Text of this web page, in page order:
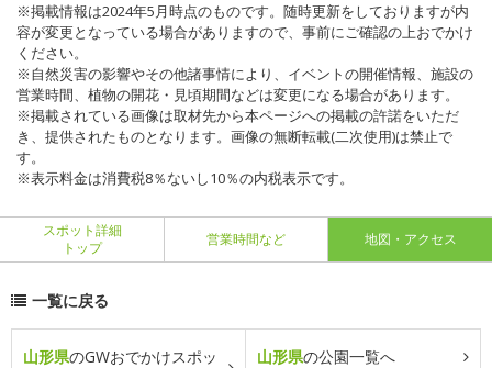
※掲載情報は2024年5月時点のものです。随時更新をしておりますが内
容が変更となっている場合がありますので、事前にご確認の上おでかけ
ください。
※自然災害の影響やその他諸事情により、イベントの開催情報、施設の
営業時間、植物の開花・見頃期間などは変更になる場合があります。
※掲載されている画像は取材先から本ページへの掲載の許諾をいただ
き、提供されたものとなります。画像の無断転載(二次使用)は禁止で
す。
※表示料金は消費税8％ないし10％の内税表示です。
スポット詳細
トップ
営業時間など 地図・アクセス
一覧に戻る
山形県のGWおでかけスポッ
山形県の公園一覧へ